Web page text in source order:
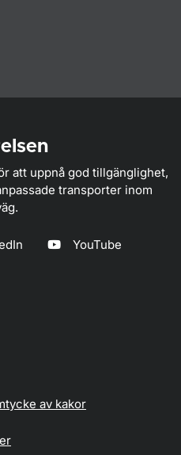
att uppnå god tillgänglighet,
transporter inom
YouTube
av kakor